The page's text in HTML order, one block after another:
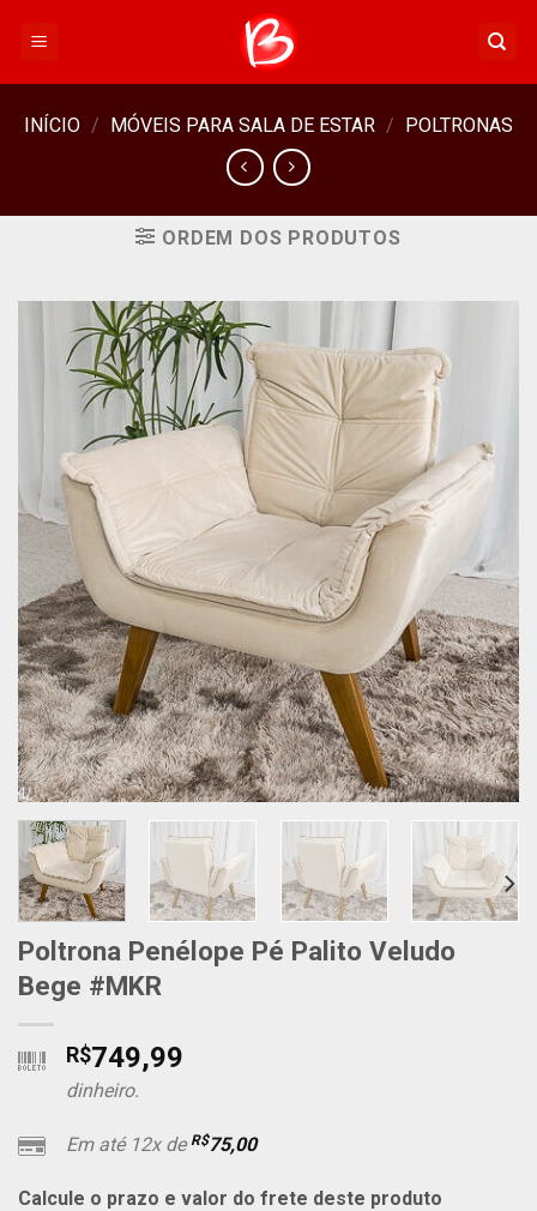
INÍCIO / MÓVEIS PARA SALA DE ESTAR / POLTRONAS
ORDEM DOS PRODUTOS
Poltrona Penélope Pé Palito Veludo
Bege #MKR
R$749,99
dinheiro.
Em até 12x de R$75,00
Calcule o prazo e valor do frete deste produto